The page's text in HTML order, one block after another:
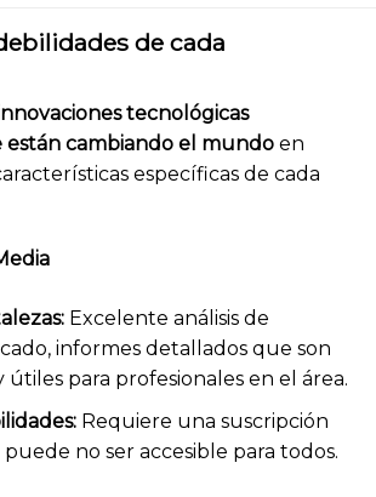
de cada
tecnológicas
están cambiando el mundo en
específicas de cada
Excelente análisis de
informes detallados que son
útiles para profesionales en el área.
Requiere una suscripción
no ser accesible para todos.